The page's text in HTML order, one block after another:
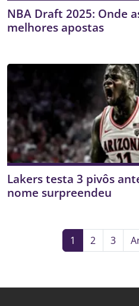
NBA Draft 2025: Onde
melhores apostas
Lakers testa 3 pivôs
nome surpreendeu
1 2 3